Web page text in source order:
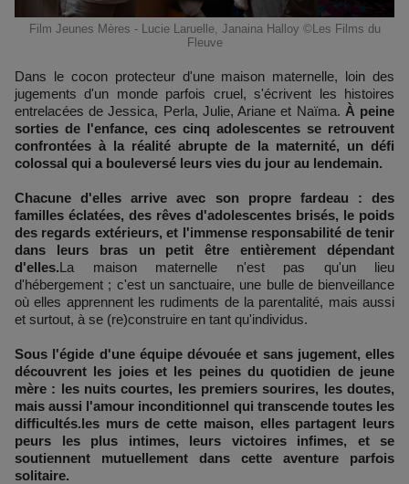
Film Jeunes Mères - Lucie Laruelle, Janaina Halloy ©Les Films du
Fleuve
Dans le cocon protecteur d'une maison maternelle, loin des
jugements d'un monde parfois cruel, s'écrivent les histoires
entrelacées de Jessica, Perla, Julie, Ariane et Naïma. À peine
sorties de l'enfance, ces cinq adolescentes se retrouvent
confrontées à la réalité abrupte de la maternité, un défi
colossal qui a bouleversé leurs vies du jour au lendemain.
Chacune d'elles arrive avec son propre fardeau : des
familles éclatées, des rêves d'adolescentes brisés, le poids
des regards extérieurs, et l'immense responsabilité de tenir
dans leurs bras un petit être entièrement dépendant
d'elles.La maison maternelle n'est pas qu'un lieu
d'hébergement ; c'est un sanctuaire, une bulle de bienveillance
où elles apprennent les rudiments de la parentalité, mais aussi
et surtout, à se (re)construire en tant qu'individus.
Sous l'égide d'une équipe dévouée et sans jugement, elles
découvrent les joies et les peines du quotidien de jeune
mère : les nuits courtes, les premiers sourires, les doutes,
mais aussi l'amour inconditionnel qui transcende toutes les
difficultés.les murs de cette maison, elles partagent leurs
peurs les plus intimes, leurs victoires infimes, et se
soutiennent mutuellement dans cette aventure parfois
solitaire.